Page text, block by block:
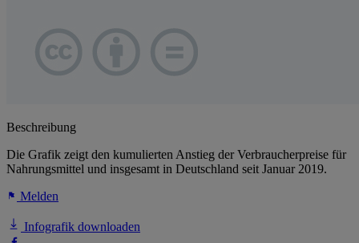
Beschreibung
Die Grafik zeigt den kumulierten Anstieg der Verbraucherpreise für
Nahrungsmittel und insgesamt in Deutschland seit Januar 2019.
Melden
Infografik downloaden